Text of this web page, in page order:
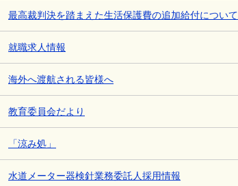
最高裁判決を踏まえた生活保護費の追加給付について
就職求人情報
海外へ渡航される皆様へ
教育委員会だより
「涼み処」
水道メーター器検針業務委託人採用情報